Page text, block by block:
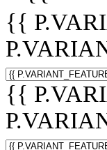
{{
{{